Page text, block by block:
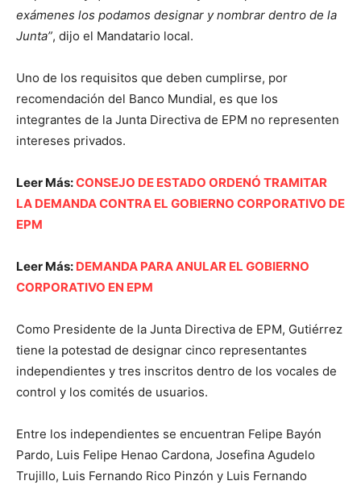
exámenes los podamos designar y nombrar dentro de la
Junta”, dijo el Mandatario local.
Uno de los requisitos que deben cumplirse, por
recomendación del Banco Mundial, es que los
integrantes de la Junta Directiva de EPM no representen
intereses privados.
Leer Más:CONSEJO DE ESTADO ORDENÓ TRAMITAR
LA DEMANDA CONTRA EL GOBIERNO CORPORATIVO DE
EPM
Leer Más: DEMANDA PARA ANULAR EL GOBIERNO
CORPORATIVO EN EPM
Como Presidente de la Junta Directiva de EPM, Gutiérrez
tiene la potestad de designar cinco representantes
independientes y tres inscritos dentro de los vocales de
control y los comités de usuarios.
Entre los independientes se encuentran Felipe Bayón
Pardo, Luis Felipe Henao Cardona, Josefina Agudelo
Trujillo, Luis Fernando Rico Pinzón y Luis Fernando